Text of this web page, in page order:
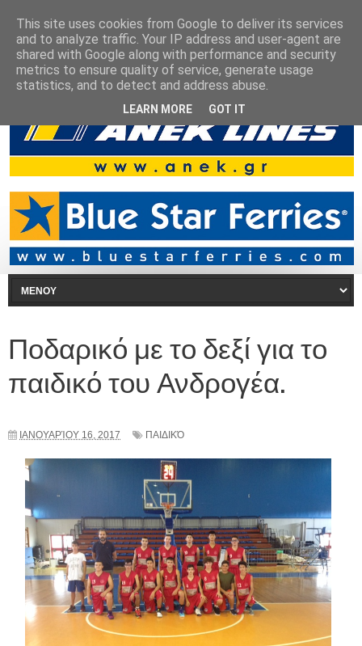
Ποδαρικό με το δεξί για το
παιδικό του Ανδρογέα.
ΙΑΝΟΥΑΡΊΟΥ 16, 2017 ΠΑΙΔΙΚΌ
This site uses cookies from Google to deliver its services
and to analyze traffic. Your IP address and user-agent are
shared with Google along with performance and security
metrics to ensure quality of service, generate usage
statistics, and to detect and address abuse.
LEARN MORE GOT IT